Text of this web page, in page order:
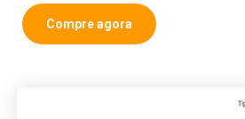
Compre agora